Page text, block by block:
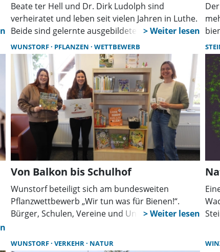
Beate ter Hell und Dr. Dirk Ludolph sind
verheiratet und leben seit vielen Jahren in Luthe.
Beide sind gelernte ausgebildete
Zierpflanzengärtner und waren im
Versuchswesen des Zierpflanzenanbaus an der
Landwirtschaftskammer Niedersachsen und am
Standort Lehr- und Versuchsanstalt in
Hannover-Ahlem tätig. Seit April dieses Jahres
wechselten sie in den Ruhestand.
WUNSTORF PFLANZEN WETTBEWERB
Von Balkon bis Schulhof
Wunstorf beteiligt sich am bundesweiten
Pflanzwettbewerb „Wir tun was für Bienen!“.
Bürger, Schulen, Vereine und Unternehmen sind
WUNSTORF VERKEHR NATUR